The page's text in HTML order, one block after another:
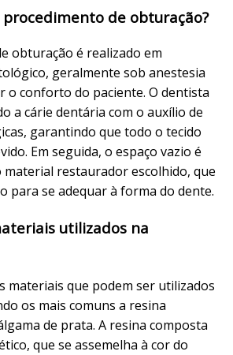
de obturação?
obturação é realizado em
geralmente sob anestesia
o conforto do paciente. O dentista
a cárie dentária com o auxílio de
garantindo que todo o tecido
Em seguida, o espaço vazio é
material restaurador escolhido, que
para se adequar à forma do dente.
utilizados na
materiais que podem ser utilizados
os mais comuns a resina
de prata. A resina composta
que se assemelha à cor do